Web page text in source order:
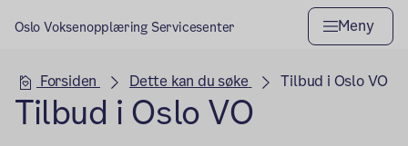
Oslo Voksenopplæring Servicesenter Meny
Hovedseksjon
Forsiden Dette kan du søke Tilbud i Oslo VO
Tilbud i Oslo VO